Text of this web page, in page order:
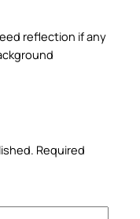
reflection if any
Required